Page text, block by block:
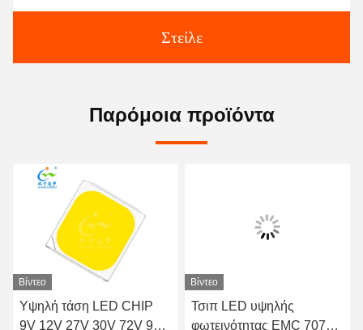
Στείλε
Παρόμοια προϊόντα
Βίντεο
Υψηλή τάση LED CHIP
9V 12V 27V 30V 72V 9
Βίντεο
Τσιπ LED υψηλής
φωτεινότητας EMC 7070